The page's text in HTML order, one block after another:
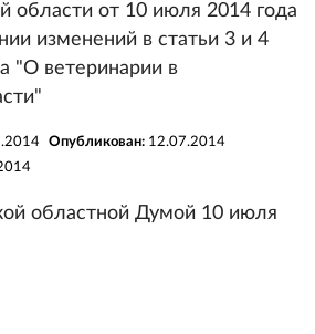
области от 10 июля 2014 года
изменений в статьи 3 и 4
"О ветеринарии в
Опубликован: 12.07.2014
областной Думой 10 июля